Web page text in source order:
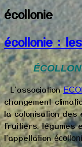
écollonie
écollonie :
L'association
changement
la colonisation
fruitiers, légumes
l'appellation